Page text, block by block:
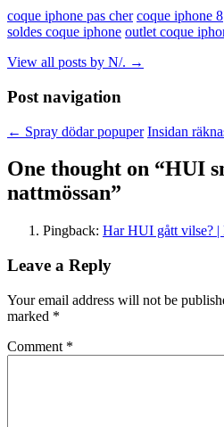
coque iphone pas cher coque iphone 8
soldes coque iphone outlet coque
View all posts by N/. →
Post navigation
← Spray dödar popuper Insidan
One thought on “HUI
nattmössan”
Pingback: Har HUI gått vilse? |
Leave a Reply
Your email address will not be
marked *
Comment *